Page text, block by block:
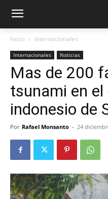
Inicio Internacionales
Internacionales Noticias
Mas de 200
tsunami en
indonesio de
Por Rafael Monsanto - 24